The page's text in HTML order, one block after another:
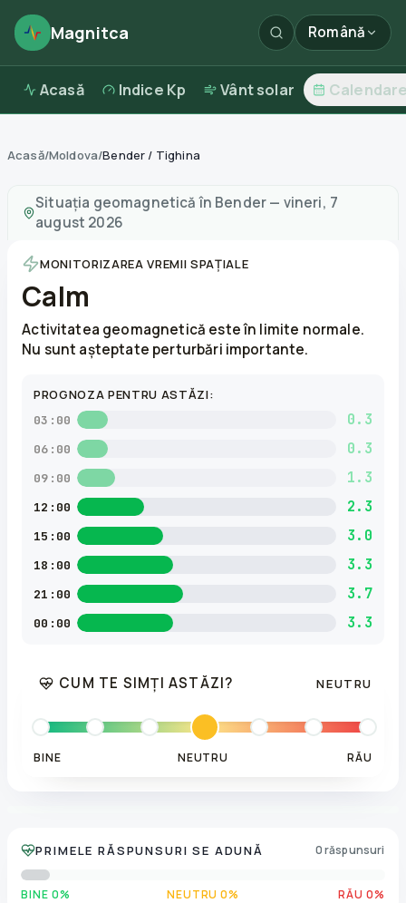
Magnitca Română
Acasă Indice Kp Vânt solar
Acasă/Moldova/Bender / Tighina
Situația geomagnetică în Bender— vineri, 7
august 2026
MONITORIZAREA VREMII SPAȚIALE
Calm
Activitatea geomagnetică este în limite normale.
Nu sunt așteptate perturbări importante.
PROGNOZA PENTRU ASTĂZI:
03:00 0.3
06:00 0.3
09:00 1.3
12:00 2.3
15:00 3.0
18:00 3.3
21:00 3.7
00:00 3.3
CUM TE SIMȚI ASTĂZI? NEUTRU
BINE NEUTRU RĂU
PRIMELE RĂSPUNSURI SE ADUNĂ 0 răspunsuri
BINE 0% NEUTRU 0% RĂU 0%